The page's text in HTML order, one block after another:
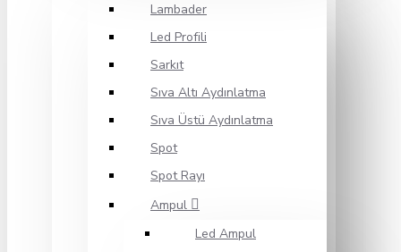
Lambader
Led Profili
Sarkıt
Sıva Altı Aydınlatma
Sıva Üstü Aydınlatma
Spot
Spot Rayı
Ampul
Led Ampul